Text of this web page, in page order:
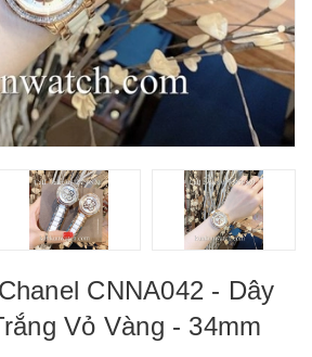
CNNA042 - Dây
Vỏ Vàng - 34mm